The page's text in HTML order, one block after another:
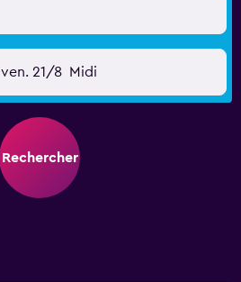
ven. 21/8 Midi
Rechercher